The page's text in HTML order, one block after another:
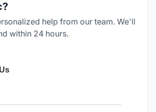
help from our team. We'll
within 24 hours.